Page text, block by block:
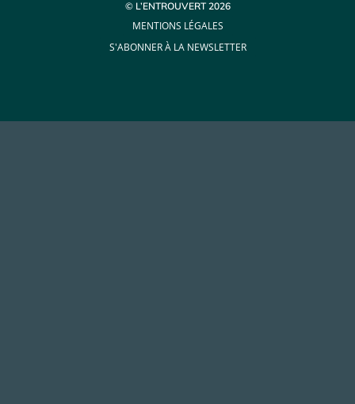
© L’ENTROUVERT 2026
MENTIONS LÉGALES
S'ABONNER À LA NEWSLETTER